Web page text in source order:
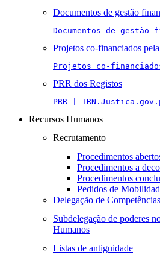
Documentos de gestão
Documentos de
Projetos co-financiados
Projetos co-
PRR dos Registos
PRR |
Recursos Humanos
Recrutamento
Procedimentos
Procedimentos a
Procedimentos
Pedidos de
Delegação de
Subdelegação de poderes
Humanos
Listas de antiguidade